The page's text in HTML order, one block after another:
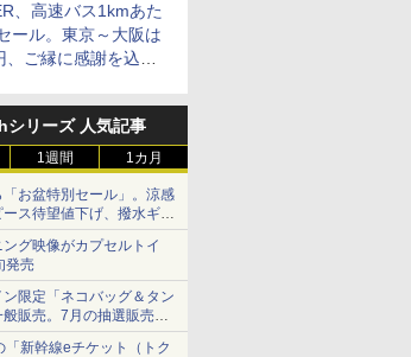
、高速バス1kmあた
ール。東京～大阪は
、ご縁に感謝を込め
リーズ 人気記事
1週間 1カ月
お盆特別セール」。涼感
ス待望値下げ、撥水ギア
グ映像がカプセルトイ
発売
限定「ネコバッグ＆タン
販売。7月の抽選販売の
新幹線eチケット（トク